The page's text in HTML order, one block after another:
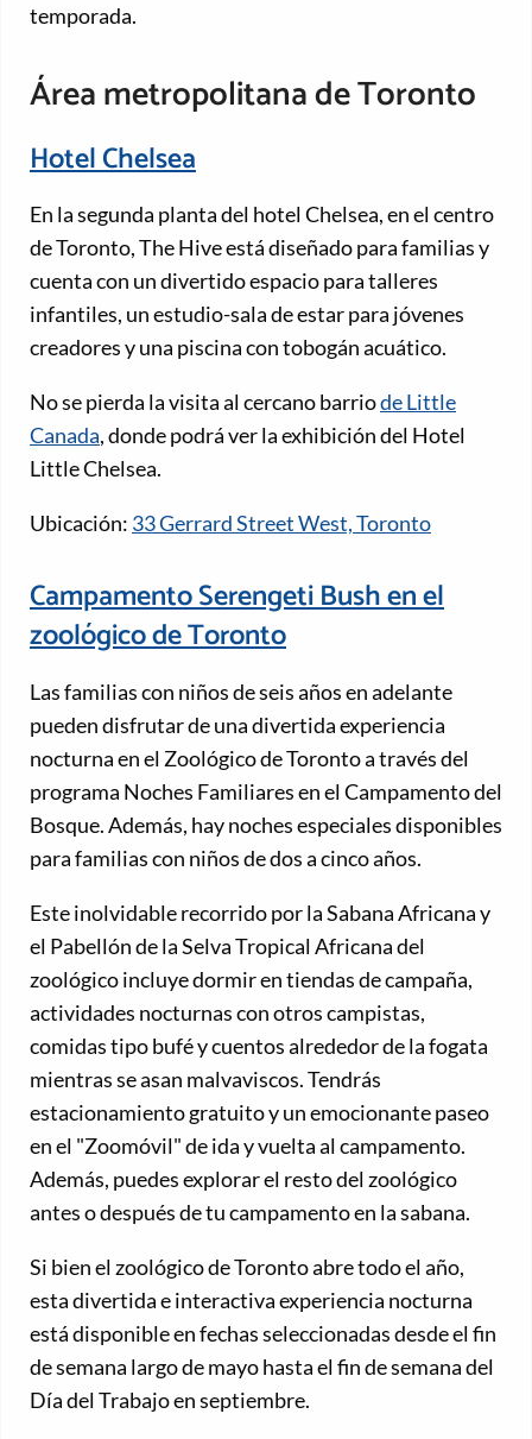
temporada.
Área metropolitana de Toronto
Hotel Chelsea
En la segunda planta del hotel Chelsea, en el centro
de Toronto, The Hive está diseñado para familias y
cuenta con un divertido espacio para talleres
infantiles, un estudio-sala de estar para jóvenes
creadores y una piscina con tobogán acuático.
No se pierda la visita al cercano barriode Little
Canada, donde podrá ver la exhibición del Hotel
Little Chelsea.
Ubicación: 33 Gerrard Street West, Toronto
Campamento Serengeti Bush en el
zoológico de Toronto
Las familias con niños de seis años en adelante
pueden disfrutar de una divertida experiencia
nocturna en el Zoológico de Toronto a través del
programa Noches Familiares en el Campamento del
Bosque. Además, hay noches especiales disponibles
para familias con niños de dos a cinco años.
Este inolvidable recorrido por la Sabana Africana y
el Pabellón de la Selva Tropical Africana del
zoológico incluye dormir en tiendas de campaña,
actividades nocturnas con otros campistas,
comidas tipo bufé y cuentos alrededor de la fogata
mientras se asan malvaviscos. Tendrás
estacionamiento gratuito y un emocionante paseo
en el "Zoomóvil" de ida y vuelta al campamento.
Además, puedes explorar el resto del zoológico
antes o después de tu campamento en la sabana.
Si bien el zoológico de Toronto abre todo el año,
esta divertida e interactiva experiencia nocturna
está disponible en fechas seleccionadas desde el fin
de semana largo de mayo hasta el fin de semana del
Día del Trabajo en septiembre.